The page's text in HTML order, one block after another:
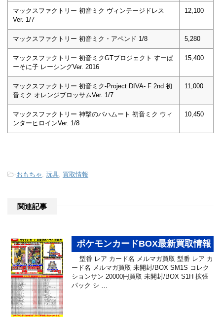
マックスファクトリー 初音ミク ヴィンテージドレス
Ver. 1/7
12,100
マックスファクトリー 初音ミク・アペンド 1/8 5,280
マックスファクトリー 初音ミクGTプロジェクト すーぱ
ーそに子 レーシングVer. 2016
15,400
マックスファクトリー 初音ミク-Project DIVA- F 2nd 初
音ミク オレンジブロッサムVer. 1/7
11,000
マックスファクトリー 神撃のバハムート 初音ミク ウィ
ンターヒロインVer. 1/8
10,450
-おもちゃ, 玩具, 買取情報
関連記事
ポケモンカードBOX最新買取情報
型番 レア カード名 メルマガ買取 型番 レア カ
ード名 メルマガ買取 未開封/BOX SM1S コレク
ションサン 20000円買取 未開封/BOX S1H 拡張
パック シ …